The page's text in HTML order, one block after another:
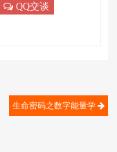
QQ交谈
生命密码之数字能量学